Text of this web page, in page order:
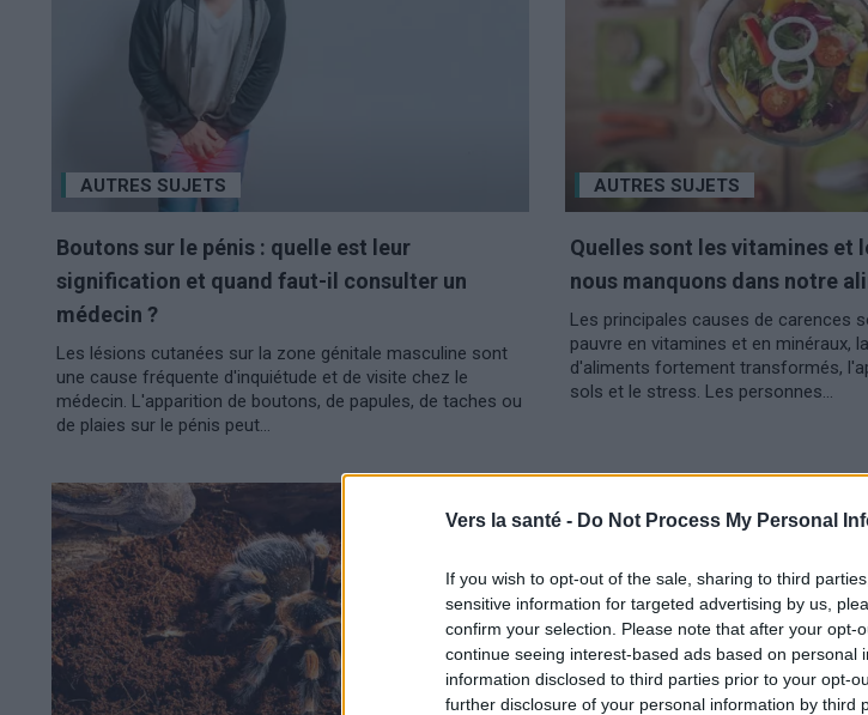
Vers la santé - Do Not Process My Personal
If you wish to opt-out of the sale, sharing to third
sensitive information for targeted advertising by us,
confirm your selection. Please note that after your opt-
continue seeing interest-based ads based on personal
information disclosed to third parties prior to your opt-
further disclosure of your personal information by third
AUTRES SUJETS
Boutons sur le pénis : quelle est leur
signification et quand faut-il consulter un
médecin ?
Les lésions cutanées sur la zone génitale masculine sont
une cause fréquente d'inquiétude et de visite chez le
médecin. L'apparition de boutons, de papules, de taches ou
de plaies sur le pénis peut...
AUTRES SUJETS
Quelles sont les vitamines et
nous manquons dans notre
Les principales causes de carences
pauvre en vitamines et en minéraux,
d'aliments fortement transformés,
sols et le stress. Les personnes...